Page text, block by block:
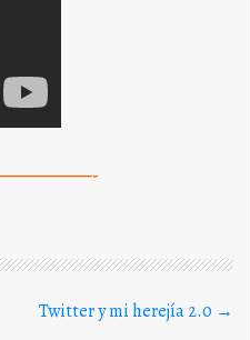
Twitter y mi herejía 2.0 →